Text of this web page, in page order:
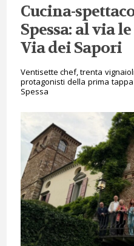
Cucina-
Spessa: al via
Via dei Sapori
Ventisette chef, trenta
protagonisti della prima
Spessa